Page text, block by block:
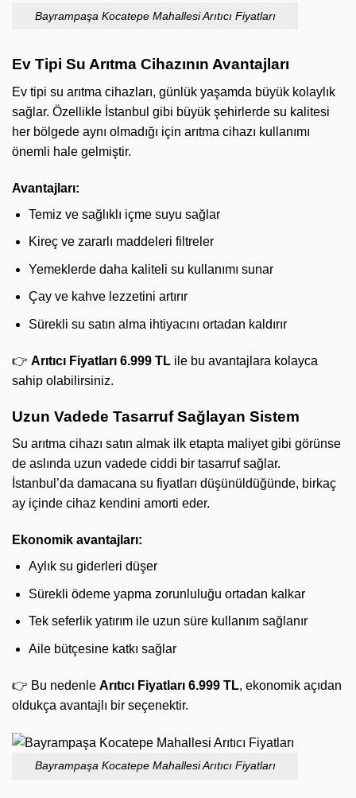
Bayrampaşa Kocatepe Mahallesi Arıtıcı Fiyatları
Ev Tipi Su Arıtma Cihazının Avantajları
Ev tipi su arıtma cihazları, günlük yaşamda büyük kolaylık
sağlar. Özellikle İstanbul gibi büyük şehirlerde su kalitesi
her bölgede aynı olmadığı için arıtma cihazı kullanımı
önemli hale gelmiştir.
Avantajları:
Temiz ve sağlıklı içme suyu sağlar
Kireç ve zararlı maddeleri filtreler
Yemeklerde daha kaliteli su kullanımı sunar
Çay ve kahve lezzetini artırır
Sürekli su satın alma ihtiyacını ortadan kaldırır
👉 Arıtıcı Fiyatları 6.999 TL ile bu avantajlara kolayca
sahip olabilirsiniz.
Uzun Vadede Tasarruf Sağlayan Sistem
Su arıtma cihazı satın almak ilk etapta maliyet gibi görünse
de aslında uzun vadede ciddi bir tasarruf sağlar.
İstanbul’da damacana su fiyatları düşünüldüğünde, birkaç
ay içinde cihaz kendini amorti eder.
Ekonomik avantajları:
Aylık su giderleri düşer
Sürekli ödeme yapma zorunluluğu ortadan kalkar
Tek seferlik yatırım ile uzun süre kullanım sağlanır
Aile bütçesine katkı sağlar
👉 Bu nedenle Arıtıcı Fiyatları 6.999 TL, ekonomik açıdan
oldukça avantajlı bir seçenektir.
Bayrampaşa Kocatepe Mahallesi Arıtıcı Fiyatları